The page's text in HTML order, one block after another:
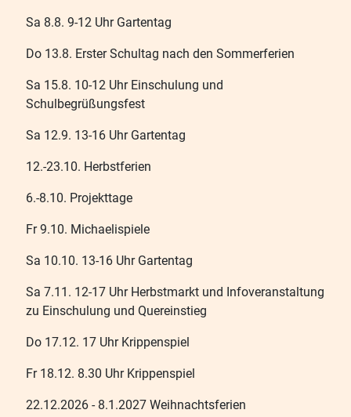
Sa 8.8. 9-12 Uhr Gartentag
Do 13.8. Erster Schultag nach den Sommerferien
Sa 15.8. 10-12 Uhr Einschulung und
Schulbegrüßungsfest
Sa 12.9. 13-16 Uhr Gartentag
12.-23.10. Herbstferien
6.-8.10. Projekttage
Fr 9.10. Michaelispiele
Sa 10.10. 13-16 Uhr Gartentag
Sa 7.11. 12-17 Uhr Herbstmarkt und Infoveranstaltung
zu Einschulung und Quereinstieg
Do 17.12. 17 Uhr Krippenspiel
Fr 18.12. 8.30 Uhr Krippenspiel
22.12.2026 - 8.1.2027 Weihnachtsferien